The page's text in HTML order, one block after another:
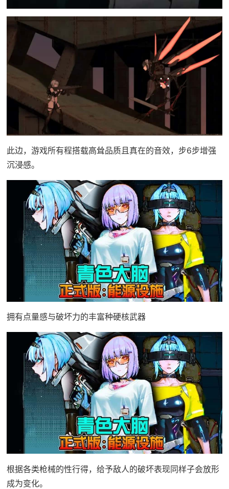
此边，游戏所有程搭载高耸品质且真在的音效，步6步增强
沉浸感。
拥有点量感与破坏力的丰富种硬核武器
根据各类枪械的性行得，给予敌人的破坏表现同样子会放形
成为变化。